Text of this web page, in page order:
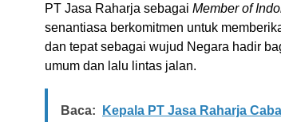
PT Jasa Raharja sebagai Member of
senantiasa berkomitmen untuk
dan tepat sebagai wujud Negara hadir
umum dan lalu lintas jalan.
Baca:
Kepala PT Jasa Raharja